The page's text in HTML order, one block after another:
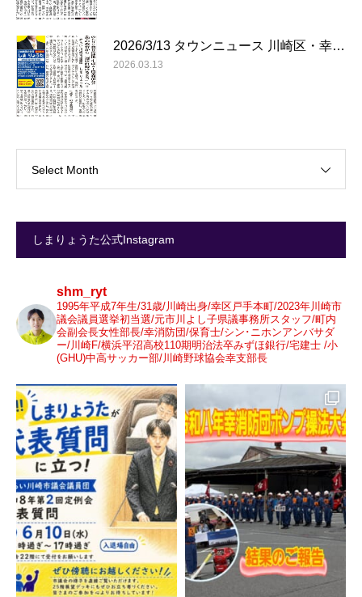
2026/3/13 タウンニュース 川崎区・幸…
2026.03.13
Select Month
しまりょうた公式Instagram
shm_ryt
1995年平成7年生/31歳/川崎出身/幸区戸手本町/2023年川崎市
議会議員選挙初当選/元市川よし子県議事務所スタッフ/町内
会副会長女性部長/幸消防団/保育士/シン･ニホンアンバサダ
ー/川崎F/横浜平沼高校110期明治法卒みずほ銀行/宅建士 /小
(GHU)中高サッカー部/川崎野球協会幸支部長